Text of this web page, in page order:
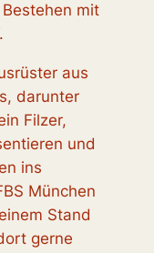
mit
aus
darunter
Filzer,
und
ins
München
Stand
gerne